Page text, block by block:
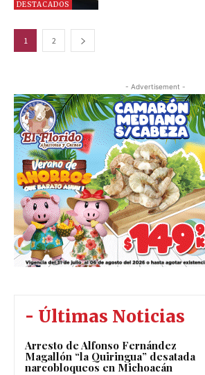
DESTACADOS
1 2
- Advertisement -
- Últimas Noticias
Arresto de Alfonso Fernández
Magallón “la Quiringua” desatada
narcobloqueos en Michoacán